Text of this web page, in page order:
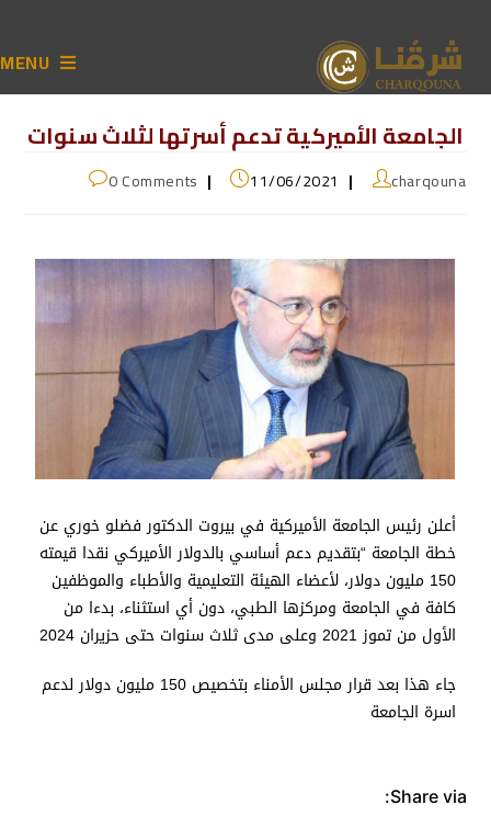
MENU
الجامعة الأميركية تدعم أسرتها لثلاث سنوات
charqouna
11/06/2021
0 Comments
أعلن رئيس الجامعة الأميركية في بيروت الدكتور فضلو خوري عن
خطة الجامعة “بتقديم دعم أساسي بالدولار الأميركي نقدا قيمته
150 مليون دولار، لأعضاء الهيئة التعليمية والأطباء والموظفين
كافة في الجامعة ومركزها الطبي، دون أي استثناء، بدءا من
الأول من تموز 2021 وعلى مدى ثلاث سنوات حتى حزيران 2024
جاء هذا بعد قرار مجلس الأمناء بتخصيص 150 مليون دولار لدعم
اسرة الجامعة
Share via: